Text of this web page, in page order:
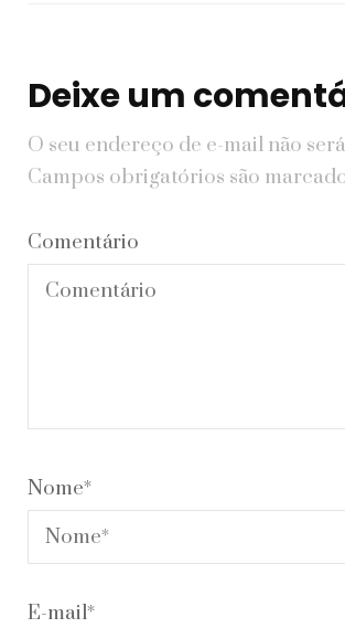
Deixe um
O seu endereço de e-mail não
Campos obrigatórios são
Comentário
Nome*
E-mail*